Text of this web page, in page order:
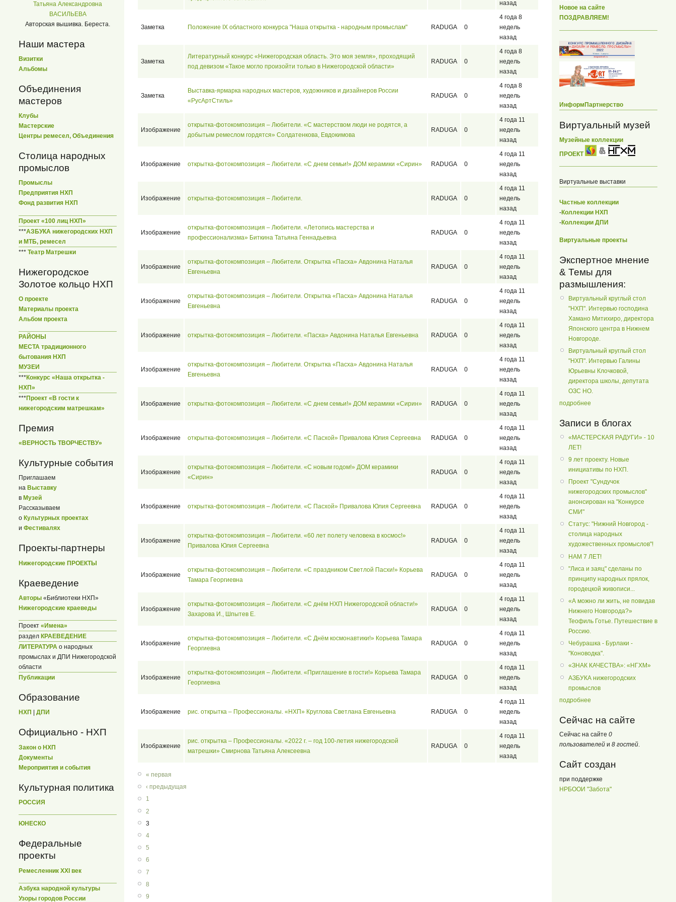
Татьяна Александровна
ВАСИЛЬЕВА
Авторская вышивка. Береста.
Наши мастера
Визитки
Альбомы
Объединения
мастеров
Клубы
Мастерские
Центры ремесел, Объединения
Столица народных
промыслов
Промыслы
Предприятия НХП
Фонд развития НХП
Проект «100 лиц НХП»
***АЗБУКА нижегородских НХП
и МТБ, ремесел
*** Театр Матрешки
Нижегородское
Золотое кольцо НХП
О проекте
Материалы проекта
Альбом проекта
РАЙОНЫ
МЕСТА традиционного
бытования НХП
МУЗЕИ
***Конкурс «Наша открытка -
НХП»
***Проект «В гости к
нижегородским матрешкам»
Премия
«ВЕРНОСТЬ ТВОРЧЕСТВУ»
Культурные события
Приглашаем
на Выставку
в Музей
Рассказываем
о Культурных проектах
и Фестивалях
Проекты-партнеры
Нижегородские ПРОЕКТЫ
Краеведение
Авторы «Библиотеки НХП»
Нижегородские краеведы
Проект «Имена»
раздел КРАЕВЕДЕНИЕ
ЛИТЕРАТУРА о народных
промыслах и ДПИ Нижегородской
области
Публикации
Образование
НХП ДПИ
Официально - НХП
Закон о НХП
Документы
Мероприятия и события
Культурная политика
РОССИЯ
ЮНЕСКО
Федеральные
проекты
Ремесленник XXI век
Азбука народной культуры
Узоры городов России
назад
Заметка Положение IX областного конкурса "Наша открытка - народным промыслам" RADUGA 0
4 года 8
недель
назад
Заметка
Литературный конкурс «Нижегородская область. Это моя земля», проходящий
под девизом «Такое могло произойти только в Нижегородской области»
RADUGA 0
4 года 8
недель
назад
Заметка
Выставка-ярмарка народных мастеров, художников и дизайнеров России
«РусАртСтиль»
RADUGA 0
4 года 8
недель
назад
Изображение
открытка-фотокомпозиция – Любители. «С мастерством люди не родятся, а
добытым ремеслом гордятся» Солдатенкова, Евдокимова
RADUGA 0
4 года 11
недель
назад
Изображение открытка-фотокомпозиция – Любители. «С днем семьи!» ДОМ керамики «Сирин» RADUGA 0
4 года 11
недель
назад
Изображение открытка-фотокомпозиция – Любители. RADUGA 0
4 года 11
недель
назад
Изображение
открытка-фотокомпозиция – Любители. «Летопись мастерства и
профессионализма» Биткина Татьяна Геннадьевна
RADUGA 0
4 года 11
недель
назад
Изображение
открытка-фотокомпозиция – Любители. Открытка «Пасха» Авдонина Наталья
Евгеньевна
RADUGA 0
4 года 11
недель
назад
Изображение
открытка-фотокомпозиция – Любители. Открытка «Пасха» Авдонина Наталья
Евгеньевна
RADUGA 0
4 года 11
недель
назад
Изображение открытка-фотокомпозиция – Любители. «Пасха» Авдонина Наталья Евгеньевна RADUGA 0
4 года 11
недель
назад
Изображение
открытка-фотокомпозиция – Любители. Открытка «Пасха» Авдонина Наталья
Евгеньевна
RADUGA 0
4 года 11
недель
назад
Изображение открытка-фотокомпозиция – Любители. «С днем семьи!» ДОМ керамики «Сирин» RADUGA 0
4 года 11
недель
назад
Изображение открытка-фотокомпозиция – Любители. «С Пасхой» Привалова Юлия Сергеевна RADUGA 0
4 года 11
недель
назад
Изображение
открытка-фотокомпозиция – Любители. «С новым годом!» ДОМ керамики
«Сирин»
RADUGA 0
4 года 11
недель
назад
Изображение открытка-фотокомпозиция – Любители. «С Пасхой» Привалова Юлия Сергеевна RADUGA 0
4 года 11
недель
назад
Изображение
открытка-фотокомпозиция – Любители. «60 лет полету человека в космос!»
Привалова Юлия Сергеевна
RADUGA 0
4 года 11
недель
назад
Изображение
открытка-фотокомпозиция – Любители. «С праздником Светлой Пасхи!» Корьева
Тамара Георгиевна
RADUGA 0
4 года 11
недель
назад
Изображение
открытка-фотокомпозиция – Любители. «С днём НХП Нижегородской области!»
Захарова И., Шпытев Е.
RADUGA 0
4 года 11
недель
назад
Изображение
открытка-фотокомпозиция – Любители. «С Днём космонавтики!» Корьева Тамара
Георгиевна
RADUGA 0
4 года 11
недель
назад
Изображение
открытка-фотокомпозиция – Любители. «Приглашение в гости!» Корьева Тамара
Георгиевна
RADUGA 0
4 года 11
недель
назад
Изображение рис. открытка – Профессионалы. «НХП» Круглова Светлана Евгеньевна RADUGA 0
4 года 11
недель
назад
Изображение
рис. открытка – Профессионалы. «2022 г. – год 100-летия нижегородской
матрешки» Смирнова Татьяна Алексеевна
RADUGA 0
4 года 11
недель
назад
« первая
‹ предыдущая
1
2
3
4
5
6
7
8
9
Новое на сайте
ПОЗДРАВЛЯЕМ!
ИнформПартнерство
Виртуальный музей
Музейные коллекции
ПРОЕКТ
Виртуальные выставки
Частные коллекции
-Коллекции НХП
-Коллекции ДПИ
Виртуальные проекты
Экспертное мнение
& Темы для
размышления:
Виртуальный круглый стол
"НХП". Интервью господина
Хамано Митихиро, директора
Японского центра в Нижнем
Новгороде.
Виртуальный круглый стол
"НХП". Интервью Галины
Юрьевны Клочковой,
директора школы, депутата
ОЗС НО.
подробнее
Записи в блогах
«МАСТЕРСКАЯ РАДУГИ» - 10
ЛЕТ!
9 лет проекту. Новые
инициативы по НХП.
Проект "Сундучок
нижегородских промыслов"
анонсирован на "Конкурсе
СМИ"
Статус: "Нижний Новгород -
столица народных
художественных промыслов"!
НАМ 7 ЛЕТ!
"Лиса и заяц" сделаны по
принципу народных прялок,
городецкой живописи...
«А можно ли жить, не повидав
Нижнего Новгорода?»
Теофиль Готье. Путешествие в
Россию.
Чебурашка - Бурлаки -
"Коноводка".
«ЗНАК КАЧЕСТВА»: «НГХМ»
АЗБУКА нижегородских
промыслов
подробнее
Сейчас на сайте
Сейчас на сайте 0
пользователей и 8 гостей
Сайт создан
при поддержке
НРБООИ "Забота"